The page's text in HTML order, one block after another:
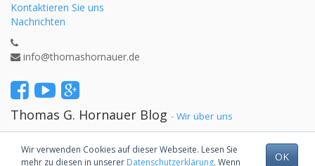
Wir verwenden Cookies auf dieser Webseite. Lesen Sie
mehr zu diesen in unserer Datenschutzerklärung. Wenn OK
Kontaktieren Sie uns
Nachrichten
info@thomashornauer.de
Thomas G. Hornauer Blog - Wir über uns